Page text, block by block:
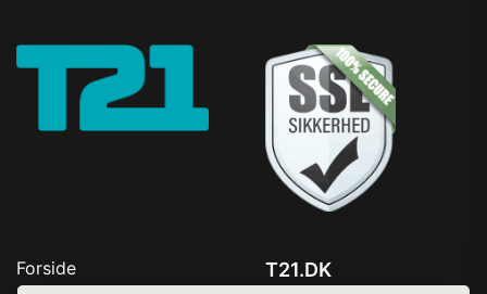
Forside
T21.DK